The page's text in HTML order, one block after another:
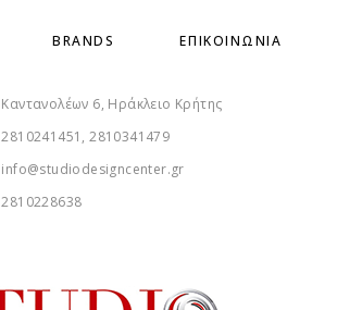
BRANDS ΕΠΙΚΟΙΝΩΝΊΑ
Καντανολέων 6, Ηράκλειο Κρήτης
2810241451, 2810341479
info@studiodesigncenter.gr
2810228638